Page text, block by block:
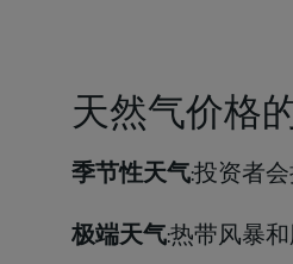
天然气价格
季节性天气:投资者
极端天气:热带风暴